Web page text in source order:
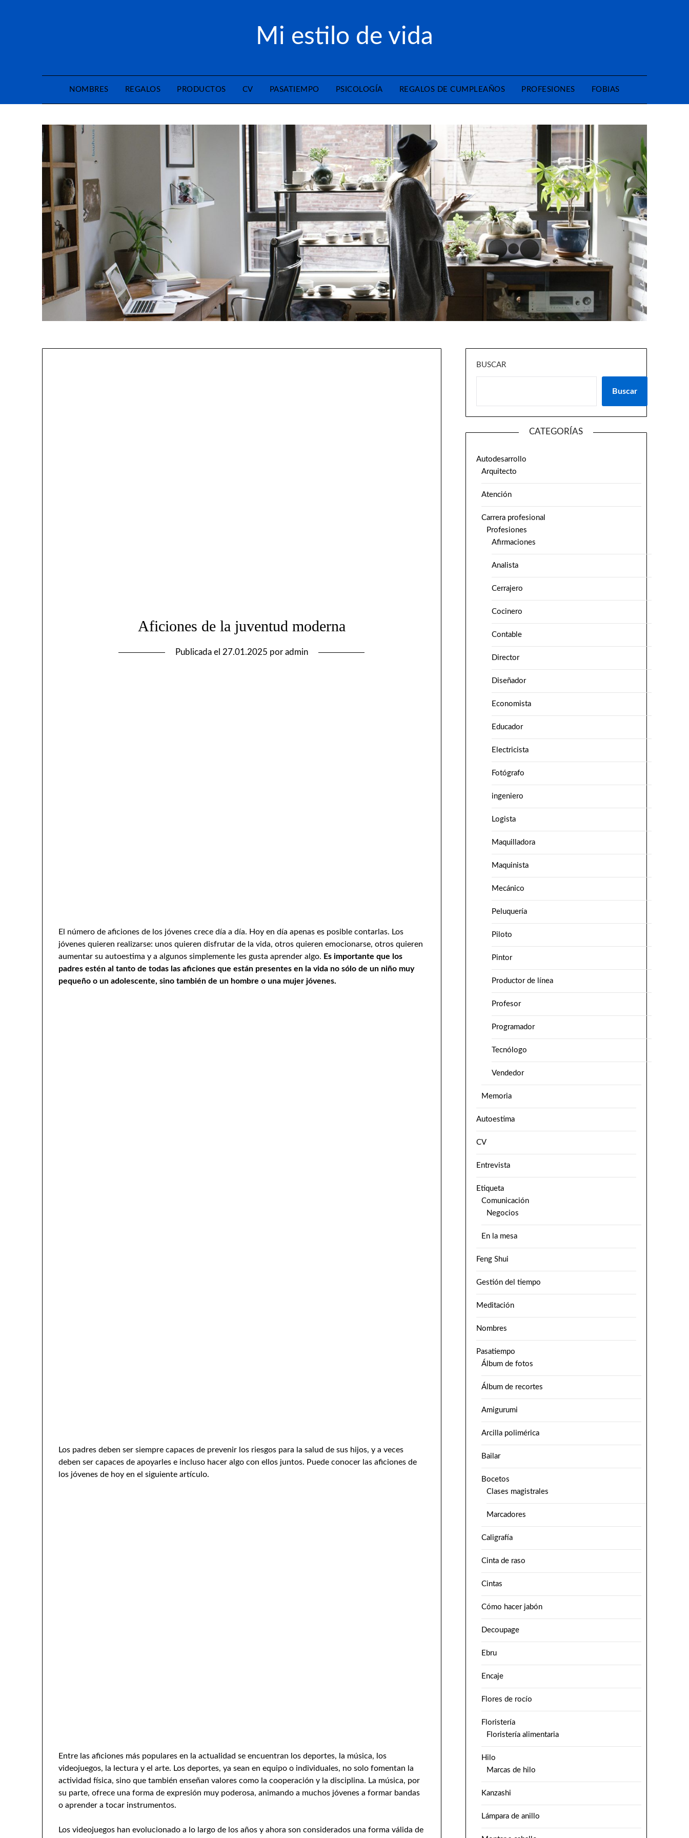
Mi estilo de vida
NOMBRES REGALOS PRODUCTOS CV PASATIEMPO PSICOLOGÍA REGALOS DE CUMPLEAÑOS PROFESIONES FOBIAS
Aficiones de la juventud moderna
Publicada el 27.01.2025 por admin
El número de aficiones de los jóvenes crece día a día. Hoy en día apenas es posible contarlas. Los
jóvenes quieren realizarse: unos quieren disfrutar de la vida, otros quieren emocionarse, otros quieren
aumentar su autoestima y a algunos simplemente les gusta aprender algo. Es importante que los
padres estén al tanto de todas las aficiones que están presentes en la vida no sólo de un niño muy
pequeño o un adolescente, sino también de un hombre o una mujer jóvenes.
Los padres deben ser siempre capaces de prevenir los riesgos para la salud de sus hijos, y a veces
deben ser capaces de apoyarles e incluso hacer algo con ellos juntos. Puede conocer las aficiones de
los jóvenes de hoy en el siguiente artículo.
Entre las aficiones más populares en la actualidad se encuentran los deportes, la música, los
videojuegos, la lectura y el arte. Los deportes, ya sean en equipo o individuales, no solo fomentan la
actividad física, sino que también enseñan valores como la cooperación y la disciplina. La música, por
su parte, ofrece una forma de expresión muy poderosa, animando a muchos jóvenes a formar bandas
o aprender a tocar instrumentos.
Los videojuegos han evolucionado a lo largo de los años y ahora son considerados una forma válida de
BUSCAR
Buscar
CATEGORÍAS
Autodesarrollo
Arquitecto
Atención
Carrera profesional
Profesiones
Afirmaciones
Analista
Cerrajero
Cocinero
Contable
Director
Diseñador
Economista
Educador
Electricista
Fotógrafo
ingeniero
Logista
Maquilladora
Maquinista
Mecánico
Peluquería
Piloto
Pintor
Productor de línea
Profesor
Programador
Tecnólogo
Vendedor
Memoria
Autoestima
CV
Entrevista
Etiqueta
Comunicación
Negocios
En la mesa
Feng Shui
Gestión del tiempo
Meditación
Nombres
Pasatiempo
Álbum de fotos
Álbum de recortes
Amigurumi
Arcilla polimérica
Bailar
Bocetos
Clases magistrales
Marcadores
Caligrafía
Cinta de raso
Cintas
Cómo hacer jabón
Decoupage
Ebru
Encaje
Flores de rocío
Floristería
Floristería alimentaria
Hilo
Marcas de hilo
Kanzashi
Lámpara de anillo